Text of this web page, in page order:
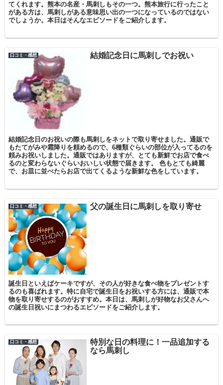
てくれます。熊本の名産・馬刺しもその一つ。熊本旅行に行ったこと
がある方は、馬刺しがある意味思い出の一つになっているのではない
でしょうか。本日はそんなエピソードをご紹介します。
口コミ・感想 結婚記念日に馬刺しでお祝い
結婚記念日のお祝いの際も馬刺しをネットで取り寄せました。通販で
もたてがみや霜降りを頼めるので、6種類ぐらいの部位が入ってるのを
頼みお祝いしました。通販ではありますが、とても新鮮でお店で食べ
るのと変わらないぐらいおいしい状態で届きます。 色もとても綺麗
で、お皿に並べたらお店で出てくるような新鮮な色をしています。
口コミ・感想 父の誕生日に馬刺しを取り寄せ
誕生日といえばケーキですが、その人が好きな食べ物をプレゼントす
るのも喜ばれます。特に自宅で誕生日をお祝いする方には、通販で本
物を取り寄せするのがおすすめ。本日は、馬刺しが好物なお父さんへ
の誕生日祝いにまつわるエピソードをご紹介します。
口コミ・感想
特別な日の料理に！一品追加する
なら馬刺し